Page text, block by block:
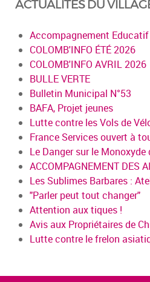
ACTUALITÉS DU
Accompagnement
COLOMB'INFO ÉTÉ 2026
COLOMB'INFO AVRIL 2026
BULLE VERTE
Bulletin Municipal N°53
BAFA, Projet jeunes
Lutte contre les Vols de
France Services ouvert à
Le Danger sur le Monoxyde
ACCOMPAGNEMENT DES
Les Sublimes Barbares :
"Parler peut tout changer"
Attention aux tiques !
Avis aux Propriétaires de
Lutte contre le frelon